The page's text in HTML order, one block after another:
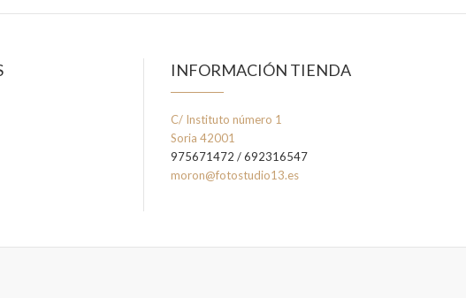
INFORMACIÓN TIENDA
C/ Instituto número 1
Soria 42001
975671472 / 692316547
moron@fotostudio13.es